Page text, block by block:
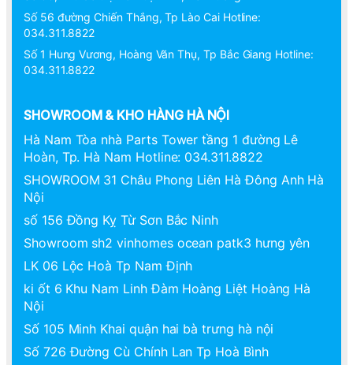
Số 56 đường Chiến Thắng, Tp Lào Cai Hotline:
034.311.8822
Số 1 Hung Vương, Hoàng Văn Thụ, Tp Bắc Giang Hotline:
034.311.8822
SHOWROOM & KHO HÀNG HÀ NỘI
Hà Nam Tòa nhà Parts Tower tầng 1 đường Lê
Hoàn, Tp. Hà Nam Hotline: 034.311.8822
SHOWROOM 31 Châu Phong Liên Hà Đông Anh Hà
Nội
số 156 Đồng Kỵ Từ Sơn Bắc Ninh
Showroom sh2 vinhomes ocean patk3 hưng yên
LK 06 Lộc Hoà Tp Nam Định
ki ốt 6 Khu Nam Linh Đàm Hoàng Liệt Hoàng Hà
Nội
Số 105 Minh Khai quận hai bà trưng hà nội
Số 726 Đường Cù Chính Lan Tp Hoà Bình